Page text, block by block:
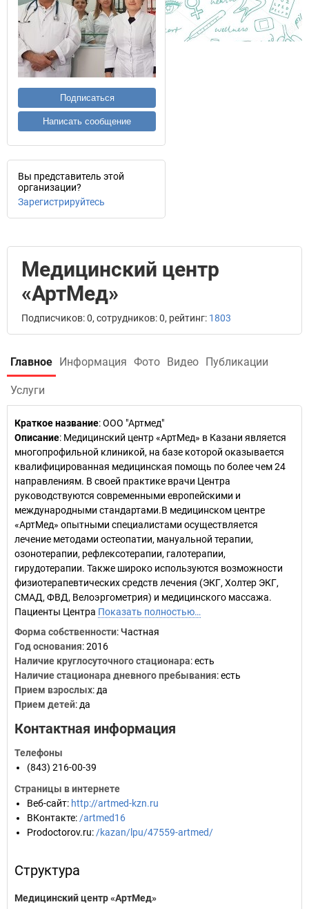
Подписаться
Написать сообщение
Вы представитель этой
организации?
Зарегистрируйтесь
Медицинский центр
«АртМед»
Подписчиков: 0, сотрудников: 0, рейтинг: 1803
Главное Информация Фото Видео Публикации
Услуги
Краткое название:ООО "Артмед"
Описание: Медицинский центр «АртМед» в Казани является
многопрофильной клиникой, на базе которой оказывается
квалифицированная медицинская помощь по более чем 24
направлениям. В своей практике врачи Центра
руководствуются современными европейскими и
международными стандартами.В медицинском центре
«АртМед» опытными специалистами осуществляется
лечение методами остеопатии, мануальной терапии,
озонотерапии, рефлексотерапии, галотерапии,
гирудотерапии. Также широко используются возможности
физиотерапевтических средств лечения (ЭКГ, Холтер ЭКГ,
СМАД, ФВД, Велоэргометрия) и медицинского массажа.
Пациенты Центра Показать полностью…
Форма собственности: Частная
Год основания:2016
Наличие круглосуточного стационара: есть
Наличие стационара дневного пребывания: есть
Прием взрослых: да
Прием детей: да
Контактная информация
Телефоны
(843) 216-00-39
Страницы в интернете
Веб-сайт: http://artmed-kzn.ru
ВКонтакте: /artmed16
Prodoctorov.ru: /kazan/lpu/47559-artmed/
Структура
Медицинский центр «АртМед»